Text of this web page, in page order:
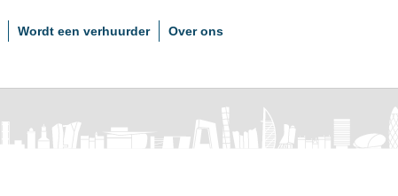
Wordt een verhuurder Over ons